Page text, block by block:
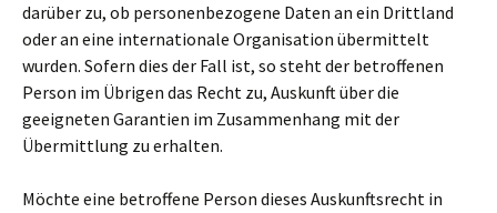
darüber zu, ob personenbezogene Daten an ein Drittland
oder an eine internationale Organisation übermittelt
wurden. Sofern dies der Fall ist, so steht der betroffenen
Person im Übrigen das Recht zu, Auskunft über die
geeigneten Garantien im Zusammenhang mit der
Übermittlung zu erhalten.
Möchte eine betroffene Person dieses Auskunftsrecht in